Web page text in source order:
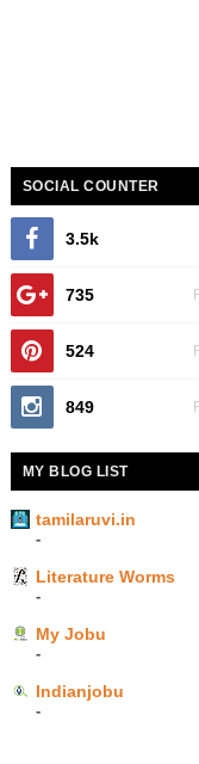
SOCIAL COUNTER
3.5k
735
524
849
MY BLOG LIST
tamilaruvi.in
-
Literature Worms
-
My Jobu
-
Indianjobu
-